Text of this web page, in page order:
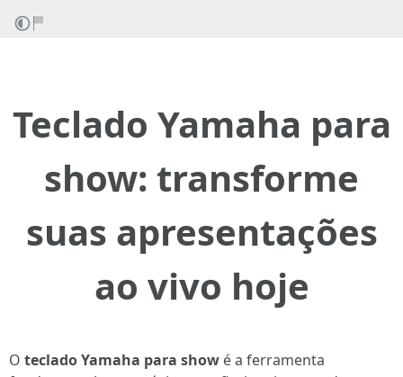
Teclado Yamaha para
show: transforme
suas apresentações
ao vivo hoje
O teclado Yamaha para show é a ferramenta